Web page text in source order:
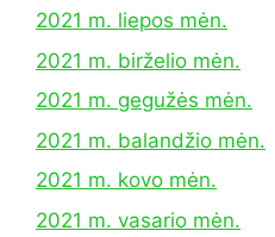
2021 m. liepos mėn.
2021 m. birželio mėn.
2021 m. gegužės mėn.
2021 m. balandžio mėn.
2021 m. kovo mėn.
2021 m. vasario mėn.